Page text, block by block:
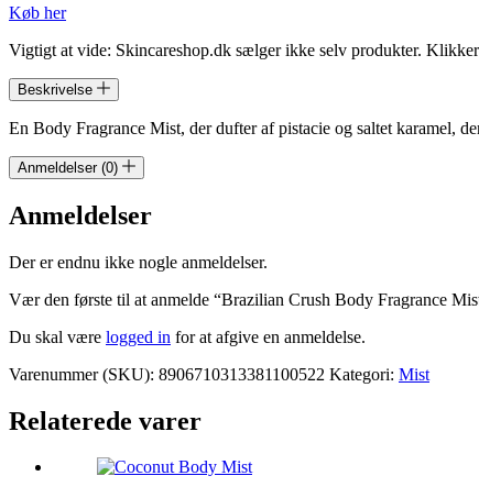
Køb her
Vigtigt at vide: Skincareshop.dk sælger ikke selv produkter.
Beskrivelse
En Body Fragrance Mist, der dufter af pistacie og saltet karamel,
Anmeldelser (0)
Anmeldelser
Der er endnu ikke nogle anmeldelser.
Vær den første til at anmelde “Brazilian Crush Body Fragrance
Du skal være logged in for at afgive en anmeldelse.
Varenummer (SKU): 8906710313381100522 Kategori: Mist
Relaterede varer